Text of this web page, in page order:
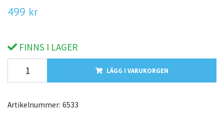
499 kr
FINNS I LAGER
LÄGG I VARUKORGEN
Artikelnummer: 6533